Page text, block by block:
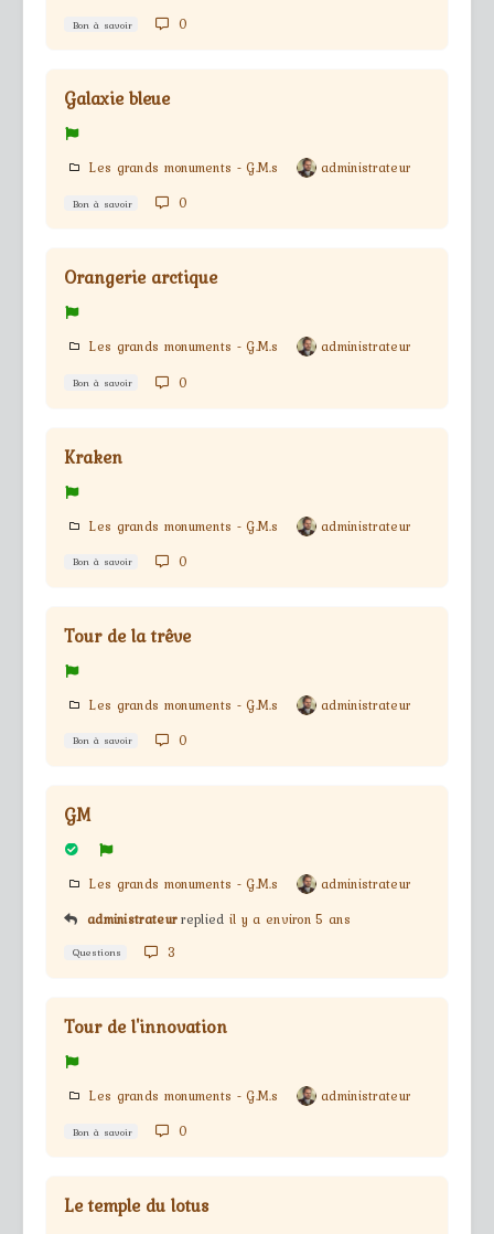
Bon à savoir 0
Galaxie bleue
Les grands monuments - G.M.s administrateur
Bon à savoir 0
Orangerie arctique
Les grands monuments - G.M.s administrateur
Bon à savoir 0
Kraken
Les grands monuments - G.M.s administrateur
Bon à savoir 0
Tour de la trêve
Les grands monuments - G.M.s administrateur
Bon à savoir 0
GM
Les grands monuments - G.M.s
administrateur
administrateur replied il y a environ 5 ans
Questions 3
Tour de l'innovation
Les grands monuments - G.M.s administrateur
Bon à savoir 0
Le temple du lotus